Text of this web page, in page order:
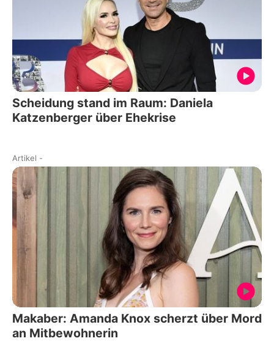
Scheidung stand im Raum: Daniela
Katzenberger über Ehekrise
Artikel -
Makaber: Amanda Knox scherzt über Mord
an Mitbewohnerin